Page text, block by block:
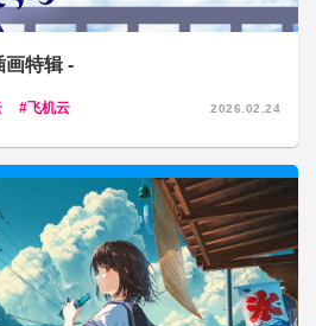
画特辑 -
飞机云 2026.02.24